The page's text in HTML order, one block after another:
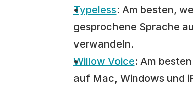
Typeless: Am besten,
gesprochene Sprache
verwandeln.
Willow Voice: Am
auf Mac, Windows und